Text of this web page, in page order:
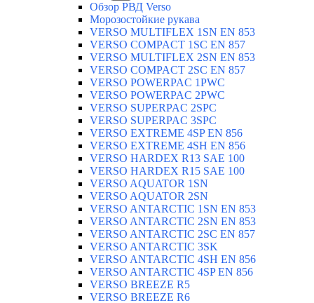
Обзор РВД Verso
Морозостойкие рукава
VERSO MULTIFLEX 1SN EN 853
VERSO COMPACT 1SC EN 857
VERSO MULTIFLEX 2SN EN 853
VERSO COMPACT 2SC EN 857
VERSO POWERPAC 1PWC
VERSO POWERPAC 2PWC
VERSO SUPERPAC 2SPC
VERSO SUPERPAC 3SPC
VERSO EXTREME 4SP EN 856
VERSO EXTREME 4SH EN 856
VERSO HARDEX R13 SAE 100
VERSO HARDEX R15 SAE 100
VERSO AQUATOR 1SN
VERSO AQUATOR 2SN
VERSO ANTARCTIC 1SN EN 853
VERSO ANTARCTIC 2SN EN 853
VERSO ANTARCTIC 2SC EN 857
VERSO ANTARCTIC 3SK
VERSO ANTARCTIC 4SH EN 856
VERSO ANTARCTIC 4SP EN 856
VERSO BREEZE R5
VERSO BREEZE R6